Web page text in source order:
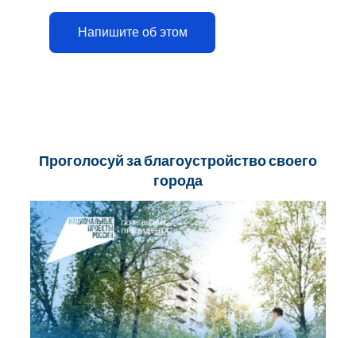
Напишите об этом
Проголосуй за благоустройство своего
города